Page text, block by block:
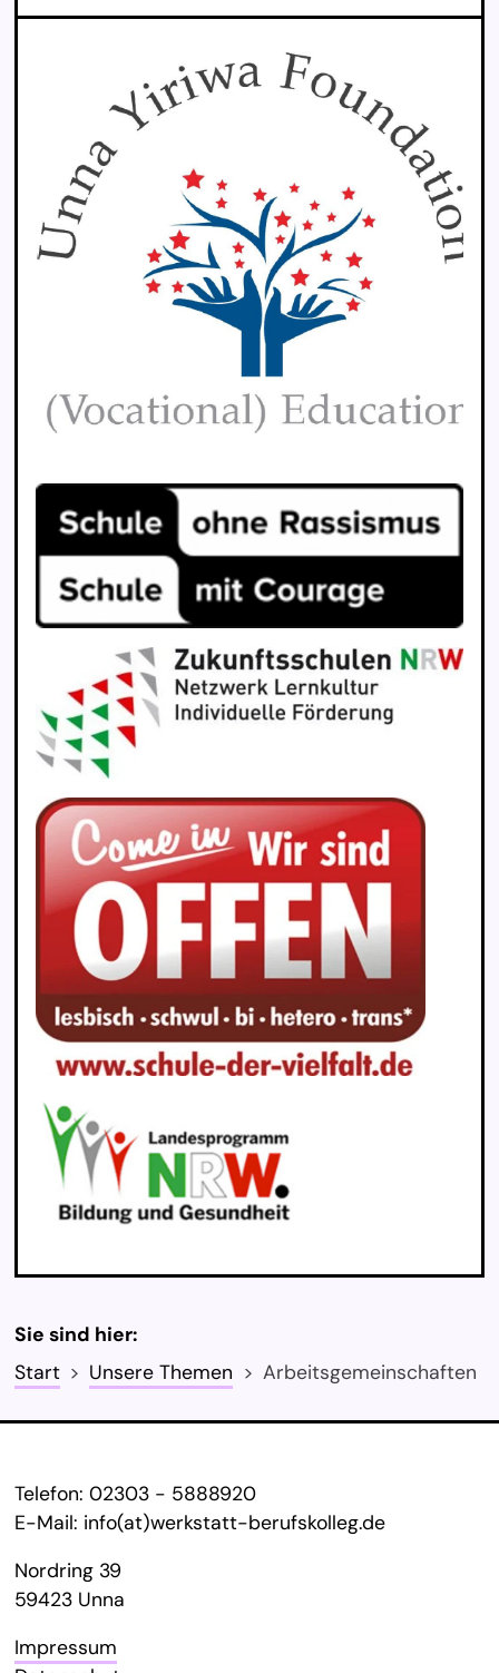
Sie sind hier:
Start
Unsere Themen Arbeitsgemeinschaften
Telefon: 02303 - 5888920
E-Mail: info(at)werkstatt-berufskolleg.de
Nordring 39
59423 Unna
Impressum